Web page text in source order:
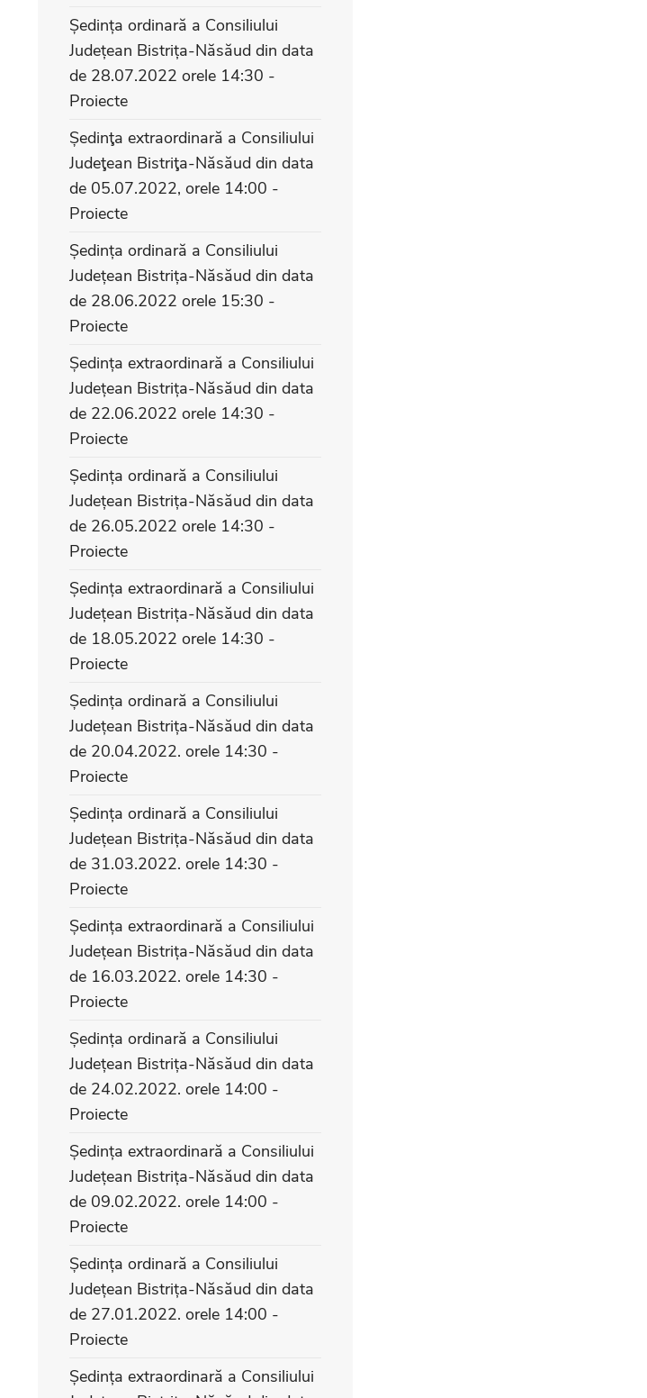
Ședința ordinară a Consiliului
Județean Bistrița-Năsăud din data
de 28.07.2022 orele 14:30 -
Proiecte
Ședinţa extraordinară a Consiliului
Judeţean Bistriţa-Năsăud din data
de 05.07.2022, orele 14:00 -
Proiecte
Ședința ordinară a Consiliului
Județean Bistrița-Năsăud din data
de 28.06.2022 orele 15:30 -
Proiecte
Ședința extraordinară a Consiliului
Județean Bistrița-Năsăud din data
de 22.06.2022 orele 14:30 -
Proiecte
Ședința ordinară a Consiliului
Județean Bistrița-Năsăud din data
de 26.05.2022 orele 14:30 -
Proiecte
Ședința extraordinară a Consiliului
Județean Bistrița-Năsăud din data
de 18.05.2022 orele 14:30 -
Proiecte
Ședința ordinară a Consiliului
Județean Bistrița-Năsăud din data
de 20.04.2022. orele 14:30 -
Proiecte
Ședința ordinară a Consiliului
Județean Bistrița-Năsăud din data
de 31.03.2022. orele 14:30 -
Proiecte
Ședința extraordinară a Consiliului
Județean Bistrița-Năsăud din data
de 16.03.2022. orele 14:30 -
Proiecte
Ședința ordinară a Consiliului
Județean Bistrița-Năsăud din data
de 24.02.2022. orele 14:00 -
Proiecte
Ședința extraordinară a Consiliului
Județean Bistrița-Năsăud din data
de 09.02.2022. orele 14:00 -
Proiecte
Ședința ordinară a Consiliului
Județean Bistrița-Năsăud din data
de 27.01.2022. orele 14:00 -
Proiecte
Ședința extraordinară a Consiliului